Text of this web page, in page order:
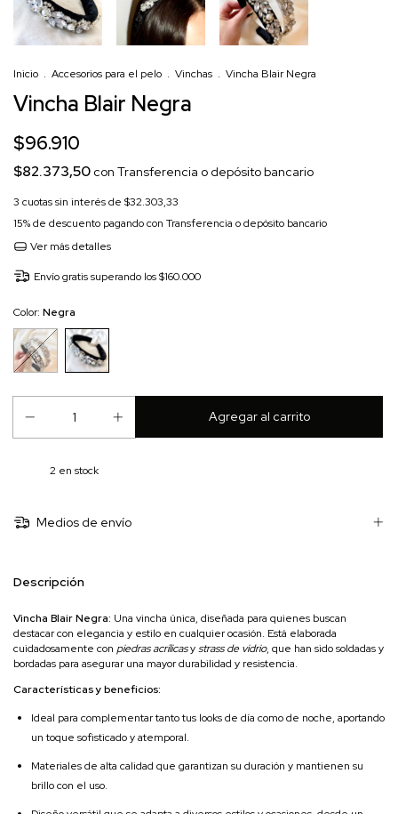
Inicio . Accesorios para el pelo . Vinchas . Vincha Blair Negra
Vincha Blair Negra
$96.910
$82.373,50 con Transferencia o depósito bancario
3 cuotas sin interés de $32.303,33
15% de descuento pagando con Transferencia o depósito bancario
Ver más detalles
Envío gratis superando los$160.000
Color: Negra
2 en stock
Medios de envío
Descripción
Vincha Blair Negra: Una vincha única, diseñada para quienes buscan
destacar con elegancia y estilo en cualquier ocasión. Está elaborada
cuidadosamente con piedras acrílicasystrass de vidrio, que han sido soldadas y
bordadas para asegurar una mayor durabilidad y resistencia.
Características y beneficios:
Ideal para complementar tanto tus looks de día como de noche, aportando
un toque sofisticado y atemporal.
Materiales de alta calidad que garantizan su duración y mantienen su
brillo con el uso.